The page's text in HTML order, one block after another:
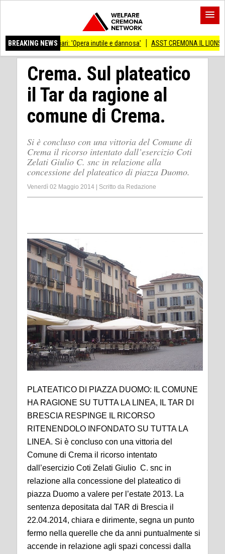
BREAKING NEWS
'Opera inutile e dannosa' ASST CREMONA IL LIONS CLUB
Crema. Sul plateatico
il Tar da ragione al
comune di Crema.
Si è concluso con una vittoria del Comune di
Crema il ricorso intentato dall’esercizio Coti
Zelati Giulio C. snc in relazione alla
concessione del plateatico di piazza Duomo.
Venerdì 02 Maggio 2014 Scritto da Redazione
PLATEATICO DI PIAZZA DUOMO: IL COMUNE
HA RAGIONE SU TUTTA LA LINEA, IL TAR DI
BRESCIA RESPINGE IL RICORSO
RITENENDOLO INFONDATO SU TUTTA LA
LINEA. Si è concluso con una vittoria del
Comune di Crema il ricorso intentato
dall’esercizio Coti Zelati Giulio C. snc in
relazione alla concessione del plateatico di
piazza Duomo a valere per l’estate 2013. La
sentenza depositata dal TAR di Brescia il
22.04.2014, chiara e dirimente, segna un punto
fermo nella querelle che da anni puntualmente si
accende in relazione agli spazi concessi dalla